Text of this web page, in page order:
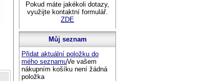
Pokud máte jakékoli dotazy,
využijte kontaktní formulář.
ZDE
Můj seznam
Přidat aktuální položku do
mého seznamuVe vašem
nákupním košíku není žádná
položka